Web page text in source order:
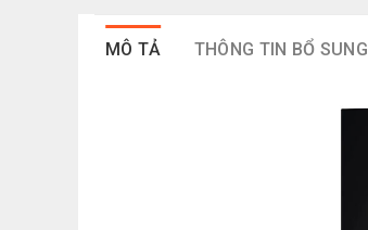
MÔ TẢ THÔNG TIN BỔ SUNG